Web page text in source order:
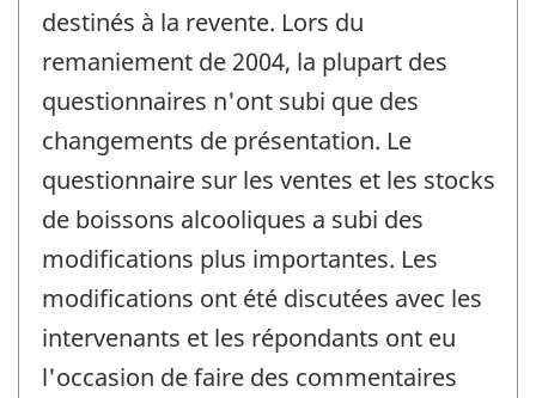
destinés à la revente. Lors du
remaniement de 2004, la plupart des
questionnaires n'ont subi que des
changements de présentation. Le
questionnaire sur les ventes et les stocks
de boissons alcooliques a subi des
modifications plus importantes. Les
modifications ont été discutées avec les
intervenants et les répondants ont eu
l'occasion de faire des commentaires